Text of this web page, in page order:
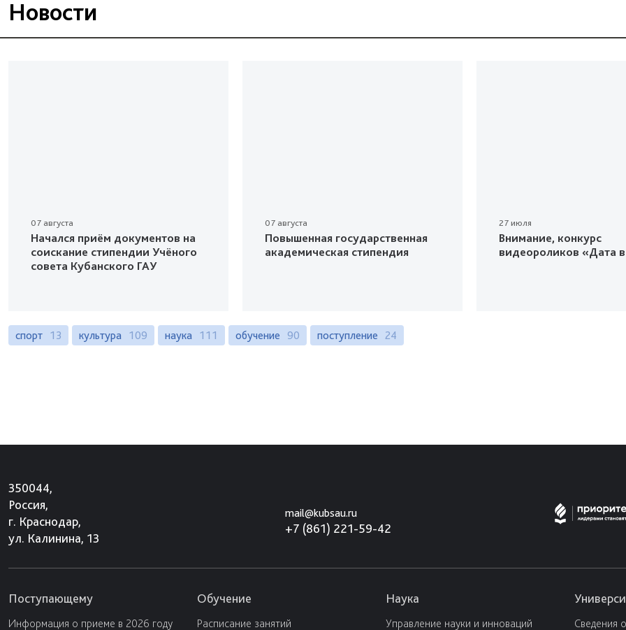
Новости
07 августа
Начался приём документов на
соискание стипендии Учёного
совета Кубанского ГАУ
07 августа
Повышенная государственная
академическая стипендия
27 июля
Внимание, конкурс
видеороликов «Дата
спорт 13 культура 109 наука 111 обучение 90 поступление 24
350044,
Россия,
г. Краснодар,
ул. Калинина, 13
mail@kubsau.ru
+7 (861) 221-59-42
Поступающему
Информация о приеме в 2026 году
Обучение
Расписание занятий
Наука
Управление науки и инноваций Сведения